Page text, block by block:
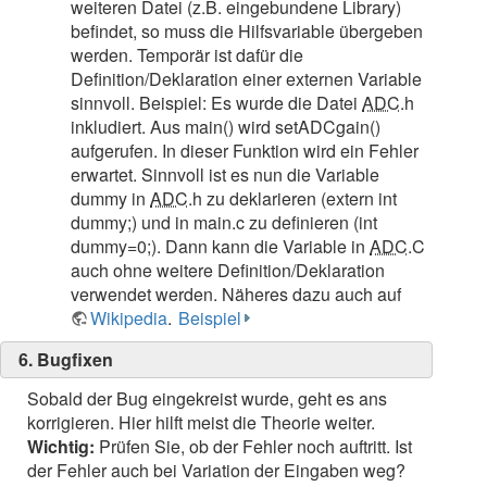
weiteren Datei (z.B. eingebundene Library)
befindet, so muss die Hilfsvariable übergeben
werden. Temporär ist dafür die
Definition/Deklaration einer externen Variable
sinnvoll. Beispiel: Es wurde die Datei ADC.h
inkludiert. Aus main() wird setADCgain()
aufgerufen. In dieser Funktion wird ein Fehler
erwartet. Sinnvoll ist es nun die Variable
dummy in ADC.h zu deklarieren (extern int
dummy;) und in main.c zu definieren (int
dummy=0;). Dann kann die Variable in ADC.C
auch ohne weitere Definition/Deklaration
verwendet werden. Näheres dazu auch auf
Wikipedia. Beispiel
6. Bugfixen
Sobald der Bug eingekreist wurde, geht es ans
korrigieren. Hier hilft meist die Theorie weiter.
Wichtig: Prüfen Sie, ob der Fehler noch auftritt. Ist
der Fehler auch bei Variation der Eingaben weg?